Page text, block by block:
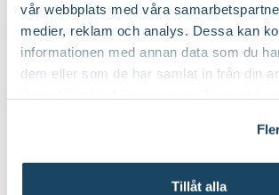
vår webbplats med våra
medier, reklam och analys. Dessa kan
informationen med annan data som du
dem eller som de har samlat in från din
Tillåt alla